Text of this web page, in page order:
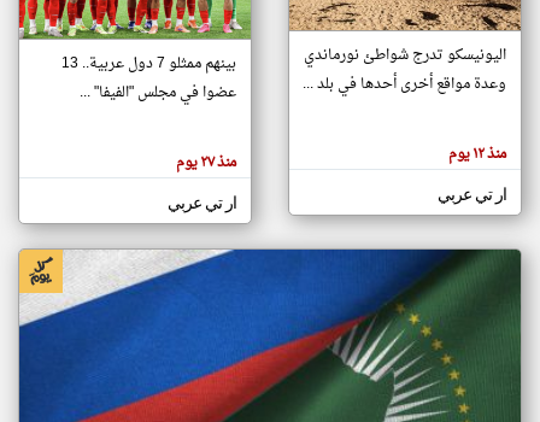
تغيير الدولة
اخبار جزر القمر على مدار الساعة
أهم اخبار جزر القمر العاجلة والمباشرة
هنا عن
وجهة
كاتبيها.
اليونيسكو تدرج شواطئ نورماندي
وعدة مواقع أخرى أحدها في بلد ...
منذ ١٢ يوم
ار تي عربي
بينهم ممثلو 7 دول عربية.. 13
عضوا في مجلس "الفيفا" ...
منذ ٢٧ يوم
ار تي عربي
klyoum.com